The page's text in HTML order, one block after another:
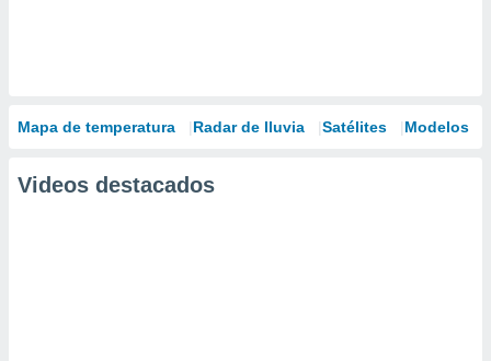
Mapa de temperatura Radar de lluvia Satélites Modelos
Videos destacados